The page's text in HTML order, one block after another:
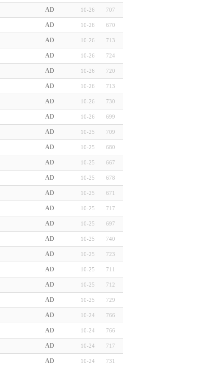
AD 10-26 707
AD 10-26 670
AD 10-26 713
AD 10-26 724
AD 10-26 720
AD 10-26 713
AD 10-26 730
AD 10-26 699
AD 10-25 709
AD 10-25 680
AD 10-25 667
AD 10-25 678
AD 10-25 671
AD 10-25 717
AD 10-25 697
AD 10-25 740
AD 10-25 723
AD 10-25 711
AD 10-25 712
AD 10-25 729
AD 10-24 766
AD 10-24 766
AD 10-24 717
AD 10-24 731